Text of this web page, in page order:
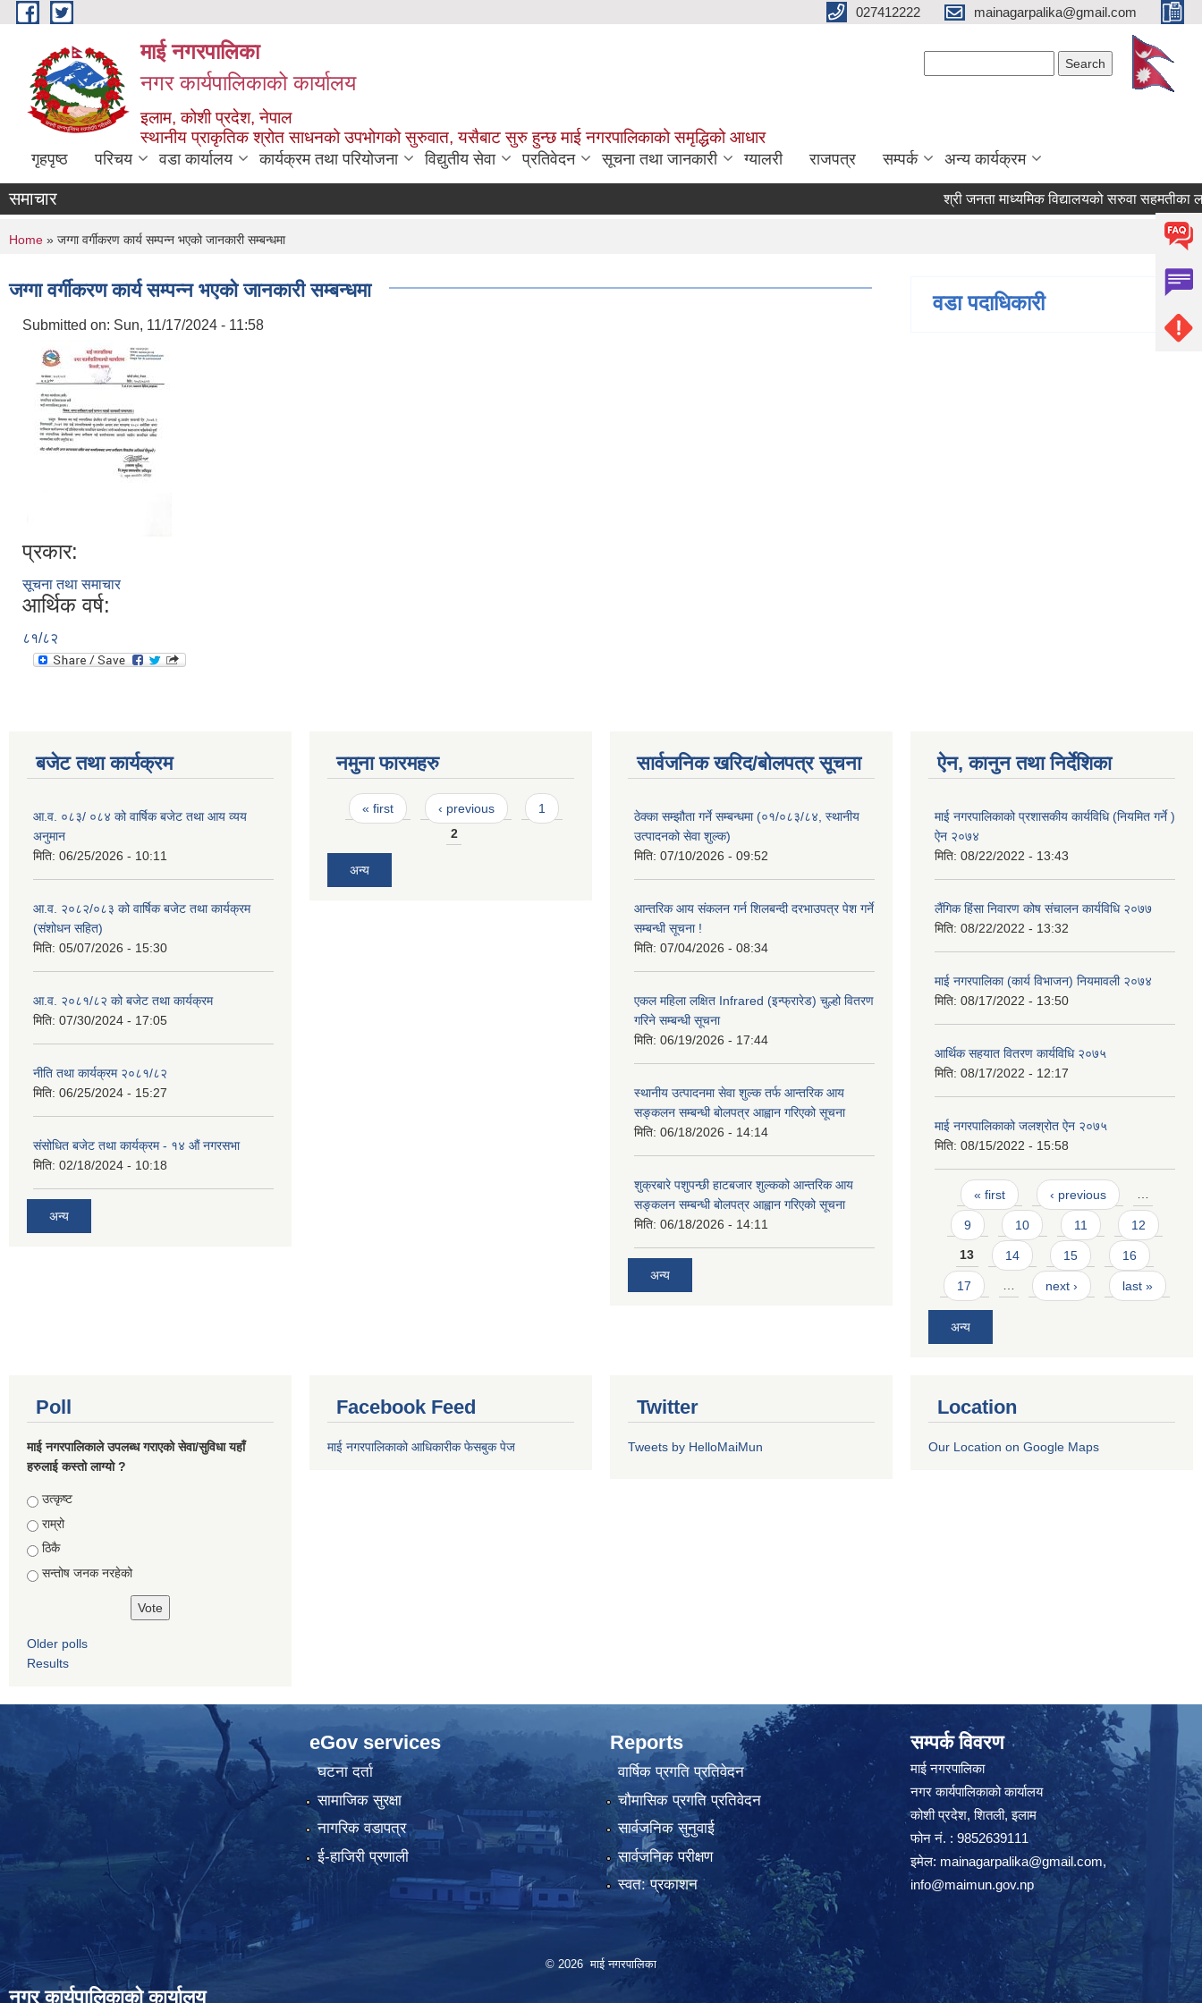
Skip to main content 027412222 mainagarpalika@gmail.com
माई नगरपालिका
नगर कार्यपालिकाको कार्यालय
इलाम, कोशी प्रदेश, नेपाल
स्थानीय प्राकृतिक श्रोत साधनको उपभोगको सुरुवात, यसैबाट सुरु हुन्छ माई नगरपालिकाको समृद्धिको आधार
गृहपृष्ठ परिचय वडा कार्यालय कार्यक्रम तथा परियोजना विद्युतीय सेवा प्रतिवेदन सूचना तथा जानकारी ग्यालरी राजपत्र सम्पर्क अन्य कार्यक्रम
समाचार श्री जनता माध्यमिक विद्यालयको सरुवा सहमतीका
You are here
Home » जग्गा वर्गीकरण कार्य सम्पन्न भएको जानकारी सम्बन्धमा
जग्गा वर्गीकरण कार्य सम्पन्न भएको जानकारी सम्बन्धमा
Submitted on: Sun, 11/17/2024 - 11:58
प्रकार:
सूचना तथा समाचार
आर्थिक वर्ष:
८१/८२
वडा पदाधिकारी
बजेट तथा कार्यक्रम
आ.व. ०८३/ ०८४ को वार्षिक बजेट तथा आय व्यय
अनुमान
मिति: 06/25/2026 - 10:11
आ.व. २०८२/०८३ को वार्षिक बजेट तथा कार्यक्रम
(संशोधन सहित)
मिति: 05/07/2026 - 15:30
आ.व. २०८१/८२ को बजेट तथा कार्यक्रम
मिति: 07/30/2024 - 17:05
नीति तथा कार्यक्रम २०८१/८२
मिति: 06/25/2024 - 15:27
संसोधित बजेट तथा कार्यक्रम - १४ औं नगरसभा
मिति: 02/18/2024 - 10:18
अन्य
नमुना फारमहरु
Pages
« first ‹ previous
1
2
अन्य
सार्वजनिक खरिद/बोलपत्र सूचना
ठेक्का सम्झौता गर्ने सम्बन्धमा (०१/०८३/८४, स्थानीय
उत्पादनको सेवा शुल्क)
मिति: 07/10/2026 - 09:52
आन्तरिक आय संकलन गर्न शिलबन्दी दरभाउपत्र पेश गर्ने
सम्बन्धी सूचना !
मिति: 07/04/2026 - 08:34
एकल महिला लक्षित Infrared (इन्फ्रारेड) चुल्हो वितरण
गरिने सम्बन्धी सूचना
मिति: 06/19/2026 - 17:44
स्थानीय उत्पादनमा सेवा शुल्क तर्फ आन्तरिक आय
सङ्कलन सम्बन्धी बोलपत्र आह्वान गरिएको सूचना
मिति: 06/18/2026 - 14:14
शुक्रबारे पशुपन्छी हाटबजार शुल्कको आन्तरिक आय
सङ्कलन सम्बन्धी बोलपत्र आह्वान गरिएको सूचना
मिति: 06/18/2026 - 14:11
अन्य
ऐन, कानुन तथा निर्देशिका
माई नगरपालिकाको प्रशासकीय कार्यविधि (नियमित गर्ने )
ऐन २०७४
मिति: 08/22/2022 - 13:43
लैंगिक हिंसा निवारण कोष संचालन कार्यविधि २०७७
मिति: 08/22/2022 - 13:32
माई नगरपालिका (कार्य विभाजन) नियमावली २०७४
मिति: 08/17/2022 - 13:50
आर्थिक सहयात वितरण कार्यविधि २०७५
मिति: 08/17/2022 - 12:17
माई नगरपालिकाको जलश्रोत ऐन २०७५
मिति: 08/15/2022 - 15:58
Pages
« first ‹ previous …
9 10 11 12
13 14 15 16
17 … next › last »
अन्य
Poll
माई नगरपालिकाले उपलब्ध गराएको सेवा/सुविधा यहाँ
हरुलाई कस्तो लाग्यो ?
Choices
उत्कृष्ट
राम्रो
ठिकै
सन्तोष जनक नरहेको
Older polls
Results
Facebook Feed
माई नगरपालिकाको आधिकारीक फेसबुक पेज
Twitter
Tweets by HelloMaiMun
Location
Our Location on Google Maps
eGov services
घटना दर्ता
सामाजिक सुरक्षा
नागरिक वडापत्र
ई-हाजिरी प्रणाली
Reports
वार्षिक प्रगति प्रतिवेदन
चौमासिक प्रगति प्रतिवेदन
सार्वजनिक सुनुवाई
सार्वजनिक परीक्षण
स्वत: प्रकाशन
सम्पर्क विवरण
माई नगरपालिका
नगर कार्यपालिकाको कार्यालय
कोशी प्रदेश, शितली, इलाम
फोन नं. : 9852639111
इमेल: mainagarpalika@gmail.com,
info@maimun.gov.np
© 2026 माई नगरपालिका
नगर कार्यपालिकाको कार्यालय